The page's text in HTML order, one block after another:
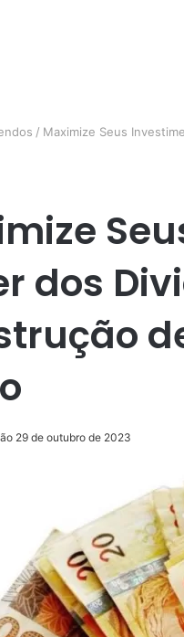
/ Maximize Seus
dos
29 de outubro de 2023